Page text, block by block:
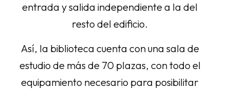
entrada y salida independiente a la del
resto del edificio.
Así, la biblioteca cuenta con una sala de
estudio de más de 70 plazas, con todo el
equipamiento necesario para posibilitar